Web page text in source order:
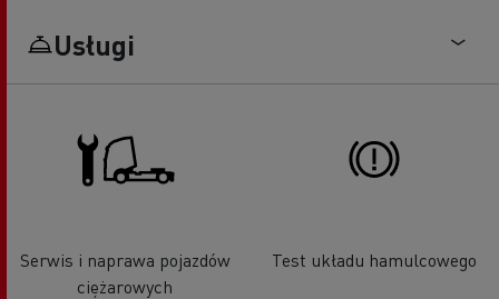
Usługi
Serwis i naprawa pojazdów
ciężarowych
Test układu hamulcowego